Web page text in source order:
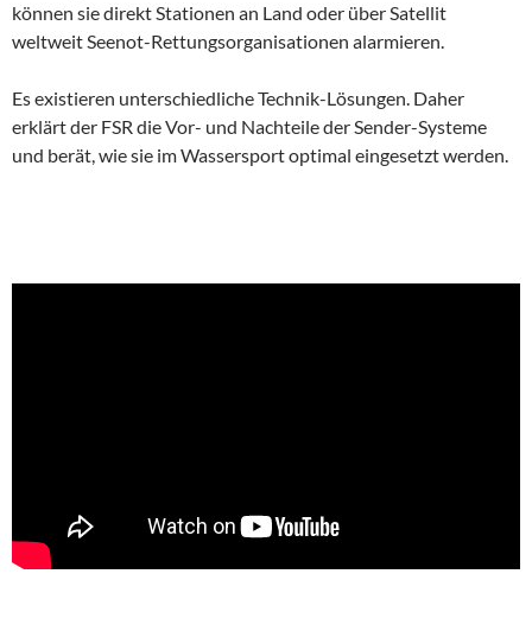
können sie direkt Stationen an Land oder über Satellit
weltweit Seenot-Rettungsorganisationen alarmieren.
Es existieren unterschiedliche Technik-Lösungen. Daher
erklärt der FSR die Vor- und Nachteile der Sender-Systeme
und berät, wie sie im Wassersport optimal eingesetzt werden.